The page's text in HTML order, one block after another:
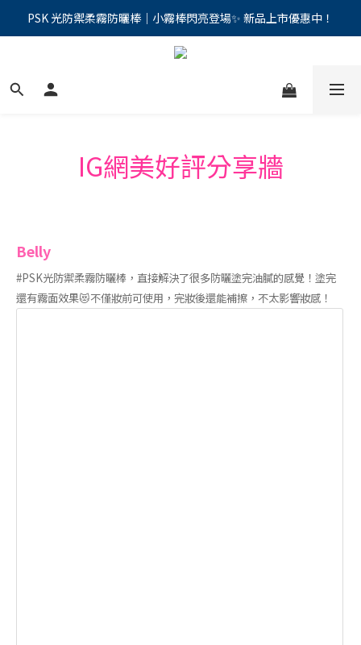
PSK 光防禦柔霧防曬棒｜小霧棒閃亮登場✨ 新品上市優惠中！
PSK 光防禦柔霧防曬棒｜小霧棒閃亮登場✨ 新品上市優惠中！
新客首次下單>>加入會員現折100元
IG網美好評分享牆
Belly
#PSK光防禦柔霧防曬棒，直接解決了很多防曬塗完油膩的感覺！塗完
還有霧面效果😻不僅妝前可使用，完妝後還能補擦，不太影響妝感！